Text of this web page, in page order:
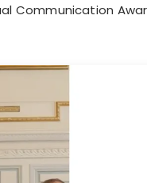
Communication